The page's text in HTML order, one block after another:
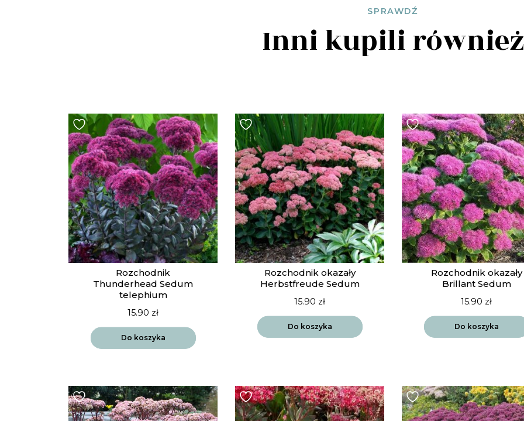
SPRAWDŹ
Inni kupili również
Rozchodnik
Thunderhead Sedum
telephium
15.90 zł
Do koszyka
Rozchodnik okazały
Herbstfreude Sedum
15.90 zł
Do koszyka
Rozchodnik okazały
Brillant Sedum
15.90 zł
Do koszyka